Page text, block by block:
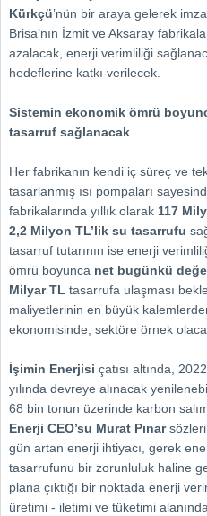
Kürkçü’nün bir araya gelerek
Brisa’nın İzmit ve Aksaray
azalacak, enerji verimliliği
hedeflerine katkı verilecek.
Sistemin ekonomik ömrü
tasarruf sağlanacak
Her fabrikanın kendi iç süreç ve
tasarlanmış ısı pompaları
fabrikalarında yıllık olarak 117
2,2 Milyon TL’lik su tasarrufu
tasarruf tutarının ise enerji
ömrü boyunca net bugünkü
Milyar TL tasarrufa ulaşması
maliyetlerinin en büyük
ekonomisinde, sektöre örnek
İşimin Enerjisi çatısı altında,
yılında devreye alınacak
68 bin tonun üzerinde karbon
Enerji CEO’su Murat Pınar
gün artan enerji ihtiyacı, gerek
tasarrufunu bir zorunluluk haline
plana çıktığı bir noktada enerji
üretimi - iletimi ve tüketimi